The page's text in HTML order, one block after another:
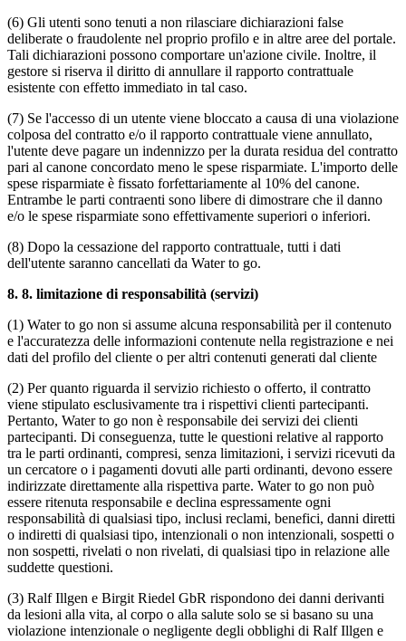
(6) Gli utenti sono tenuti a non rilasciare dichiarazioni false
deliberate o fraudolente nel proprio profilo e in altre aree del portale.
Tali dichiarazioni possono comportare un'azione civile. Inoltre, il
gestore si riserva il diritto di annullare il rapporto contrattuale
esistente con effetto immediato in tal caso.
(7) Se l'accesso di un utente viene bloccato a causa di una violazione
colposa del contratto e/o il rapporto contrattuale viene annullato,
l'utente deve pagare un indennizzo per la durata residua del contratto
pari al canone concordato meno le spese risparmiate. L'importo delle
spese risparmiate è fissato forfettariamente al 10% del canone.
Entrambe le parti contraenti sono libere di dimostrare che il danno
e/o le spese risparmiate sono effettivamente superiori o inferiori.
(8) Dopo la cessazione del rapporto contrattuale, tutti i dati
dell'utente saranno cancellati da Water to go.
8. 8. limitazione di responsabilità (servizi)
(1) Water to go non si assume alcuna responsabilità per il contenuto
e l'accuratezza delle informazioni contenute nella registrazione e nei
dati del profilo del cliente o per altri contenuti generati dal cliente
(2) Per quanto riguarda il servizio richiesto o offerto, il contratto
viene stipulato esclusivamente tra i rispettivi clienti partecipanti.
Pertanto, Water to go non è responsabile dei servizi dei clienti
partecipanti. Di conseguenza, tutte le questioni relative al rapporto
tra le parti ordinanti, compresi, senza limitazioni, i servizi ricevuti da
un cercatore o i pagamenti dovuti alle parti ordinanti, devono essere
indirizzate direttamente alla rispettiva parte. Water to go non può
essere ritenuta responsabile e declina espressamente ogni
responsabilità di qualsiasi tipo, inclusi reclami, benefici, danni diretti
o indiretti di qualsiasi tipo, intenzionali o non intenzionali, sospetti o
non sospetti, rivelati o non rivelati, di qualsiasi tipo in relazione alle
suddette questioni.
(3) Ralf Illgen e Birgit Riedel GbR rispondono dei danni derivanti
da lesioni alla vita, al corpo o alla salute solo se si basano su una
violazione intenzionale o negligente degli obblighi di Ralf Illgen e